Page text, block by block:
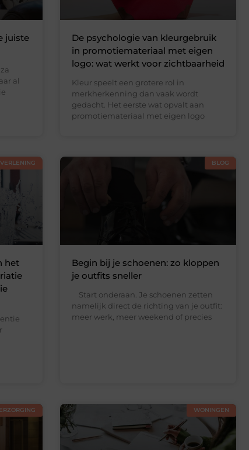
juiste
al
De psychologie van kleurgebruik
in promotiemateriaal met eigen
logo: wat werkt voor zichtbaarheid
Kleur speelt een grotere rol in
merkherkenning dan vaak wordt
gedacht. Het eerste wat opvalt aan
promotiemateriaal met eigen logo
het
BLOG
Begin bij je schoenen: zo kloppen
je outfits sneller
Start onderaan. Je schoenen zetten
namelijk direct de richting van je outfit:
meer werk, meer weekend of precies
WONINGEN